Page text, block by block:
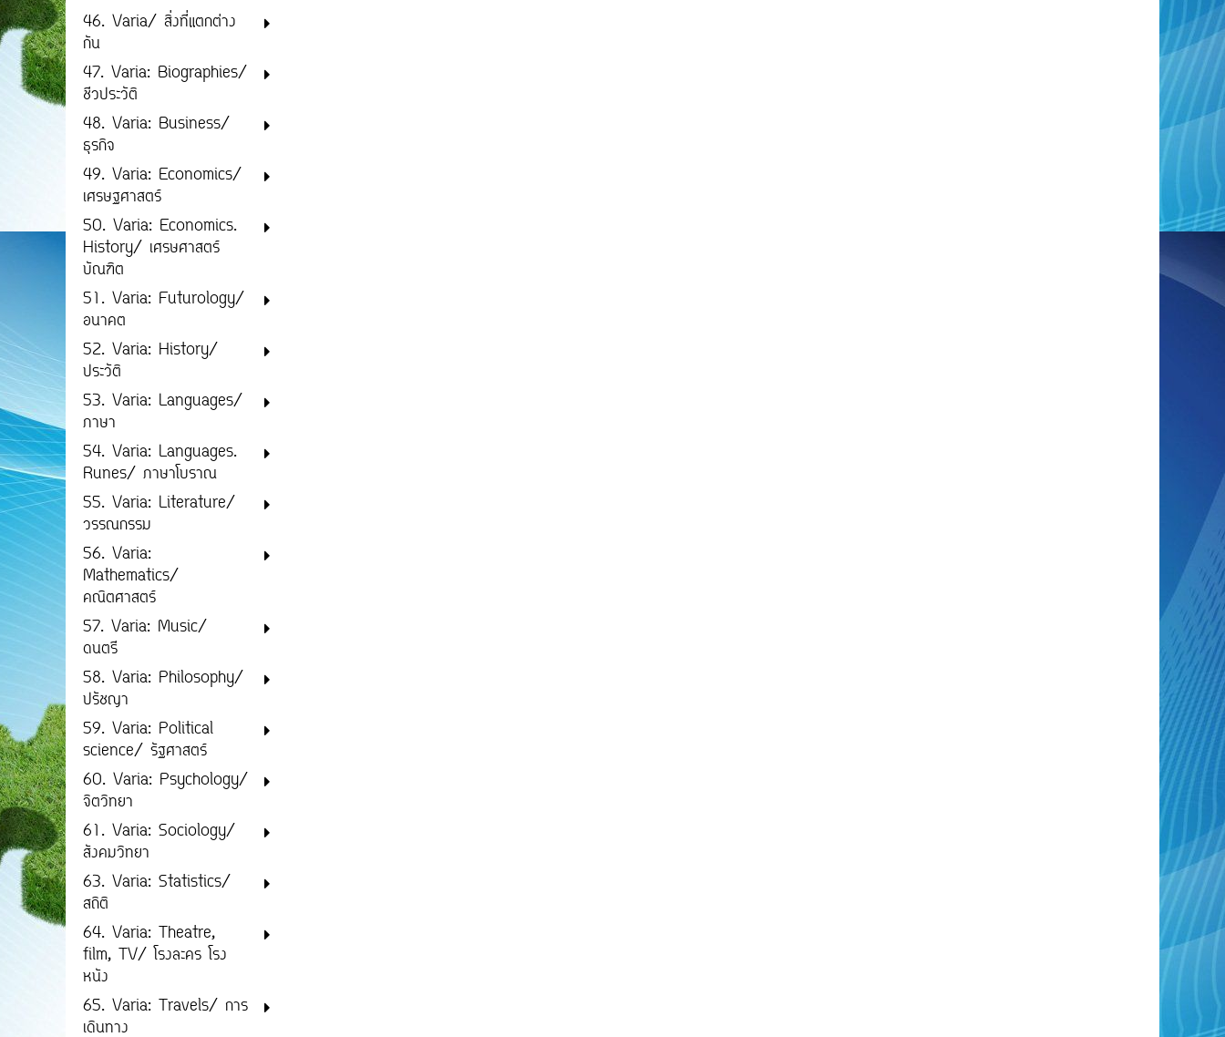
46. Varia/ สิ่งที่แตกต่าง
กัน
47. Varia: Biographies/
ชีวประวัติ
48. Varia: Business/
ธุรกิจ
49. Varia: Economics/
เศรษฐศาสตร์
50. Varia: Economics.
History/ เศรษศาสตร์
บัณฑิต
51. Varia: Futurology/
อนาคต
52. Varia: History/
ประวัติ
53. Varia: Languages/
ภาษา
54. Varia: Languages.
Runes/ ภาษาโบราณ
55. Varia: Literature/
วรรณกรรม
56. Varia:
Mathematics/
คณิตศาสตร์
57. Varia: Music/
ดนตรี
58. Varia: Philosophy/
ปรัชญา
59. Varia: Political
science/ รัฐศาสตร์
60. Varia: Psychology/
จิตวิทยา
61. Varia: Sociology/
สังคมวิทยา
63. Varia: Statistics/
สถิติ
64. Varia: Theatre,
film, TV/ โรงละคร โรง
หนัง
65. Varia: Travels/ การ
เดินทาง